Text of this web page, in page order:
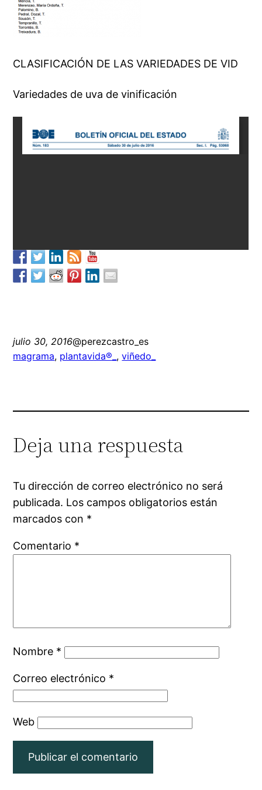
CLASIFICACIÓN DE LAS VARIEDADES DE VID
Variedades de uva de vinificación
julio 30, 2016@perezcastro_es
magrama, plantavida®_ , viñedo_
Deja una respuesta
Tu dirección de correo electrónico no será
publicada. Los campos obligatorios están
marcados con *
Comentario *
Nombre *
Correo electrónico *
Web